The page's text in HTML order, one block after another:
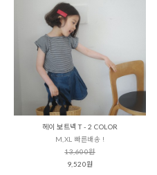
헤이 보트넥 T - 2 COLOR
M,XL 빠른배송 !
13,600원
9,520원